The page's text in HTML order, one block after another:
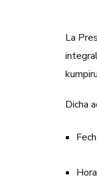
La
Dicha